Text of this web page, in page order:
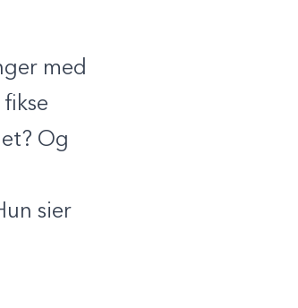
med
Og
sier